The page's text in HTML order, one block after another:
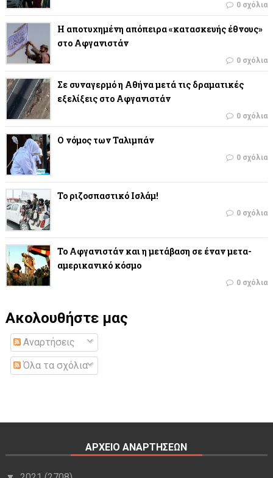
0 σχόλια
Η αποτυχημένη απόπειρα «κατασκευής έθνους»
στο Αφγανιστάν
0 σχόλια
Σε συναγερμό η Αθήνα μετά τις δραματικές
εξελίξεις στο Αφγανιστάν
0 σχόλια
Ο νόμος των Ταλιμπάν
0 σχόλια
Το ριζοσπαστικό Ισλάμ!
0 σχόλια
Το Αφγανιστάν και η μετάβαση σε έναν μετα-
αμερικανικό κόσμο
0 σχόλια
Ακολουθήστε μας
Αναρτήσεις
Όλα τα σχόλια
ΑΡΧΕΙΟ ΑΝΑΡΤΗΣΕΩΝ